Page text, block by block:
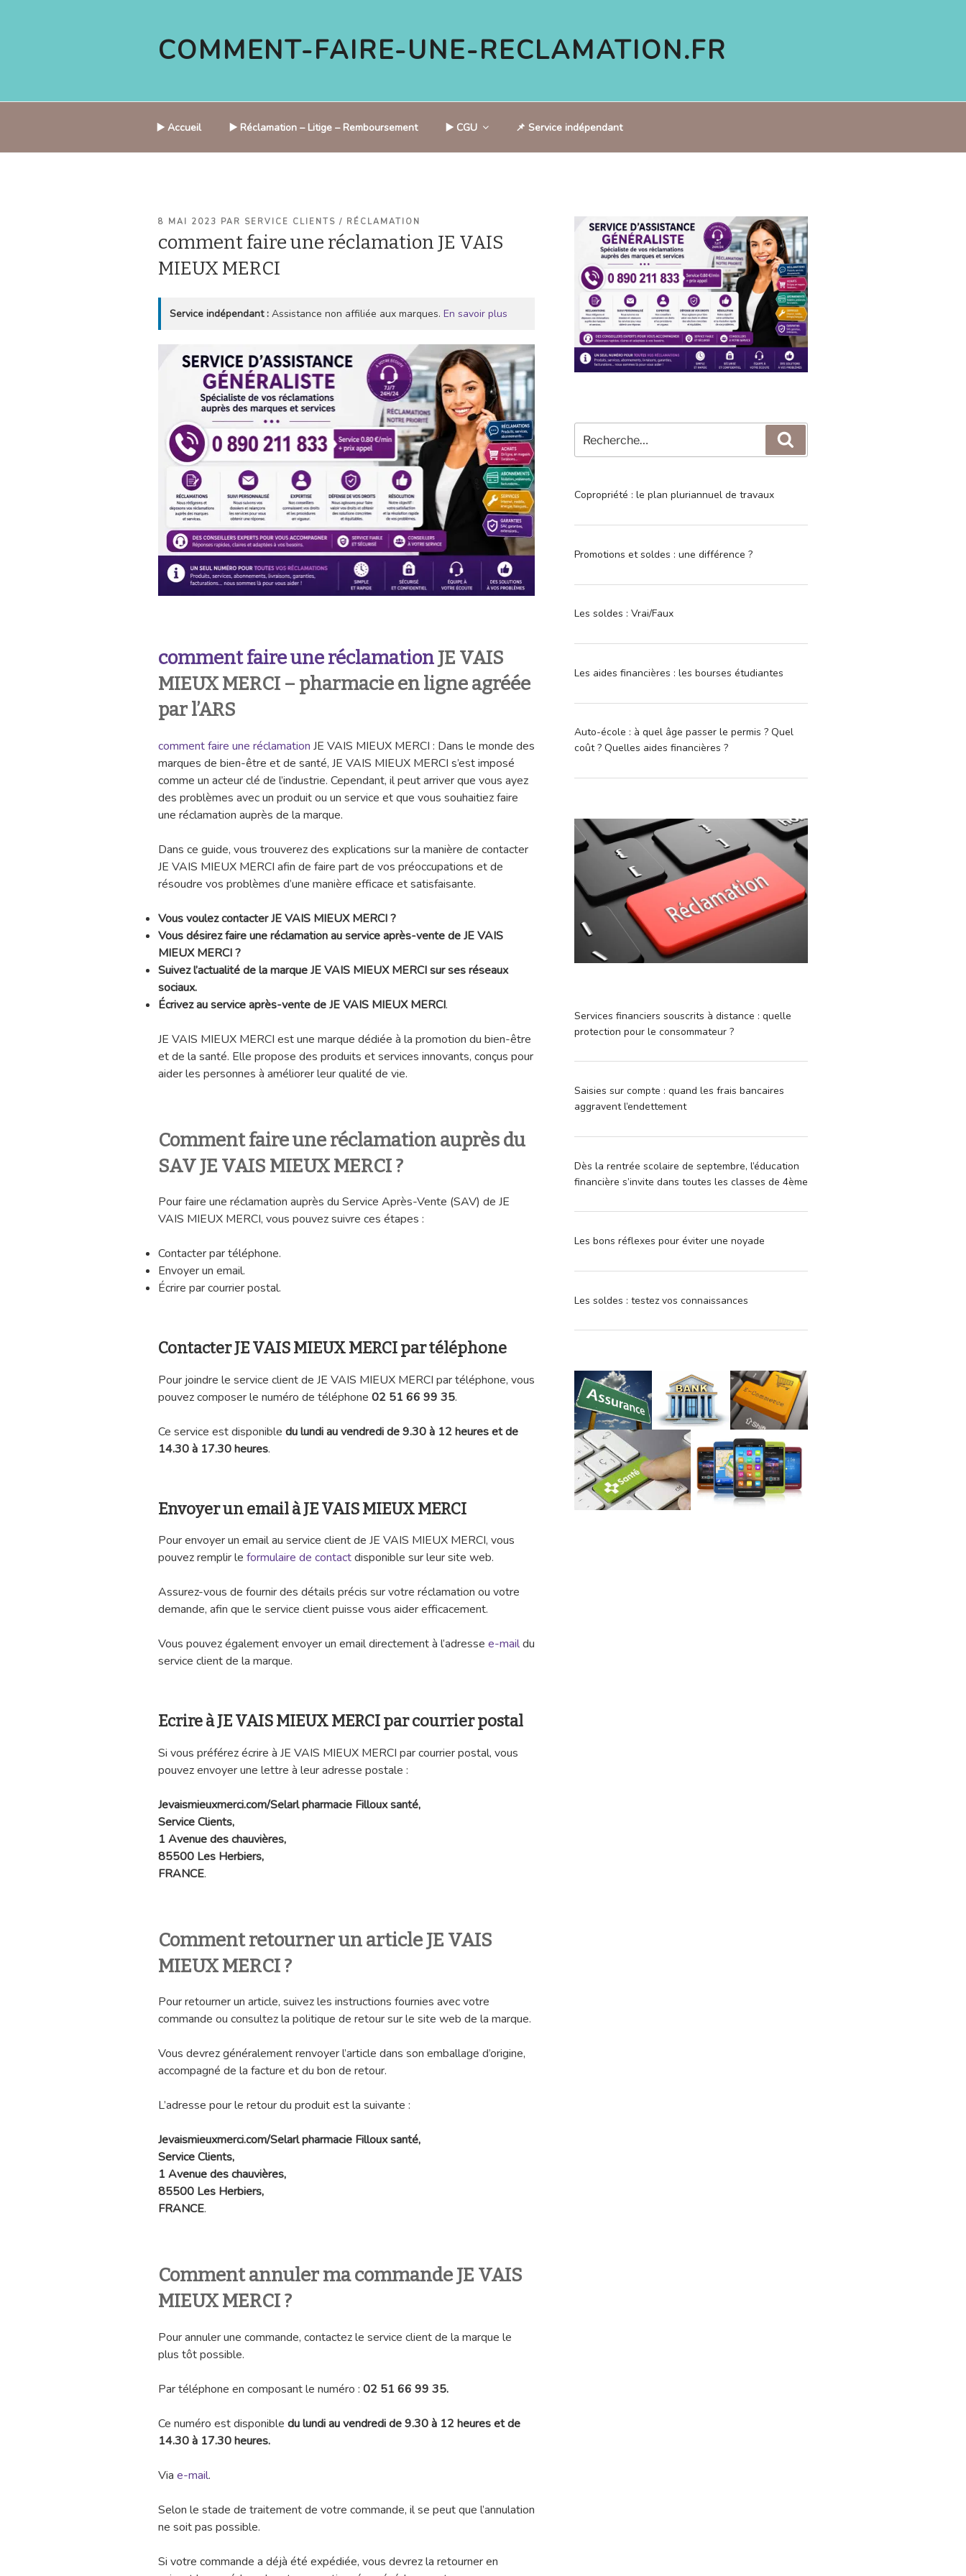
COMMENT-FAIRE-UNE-RECLAMATION.FR
▶️ Accueil ▶️ Réclamation – Litige – Remboursement ▶️ CGU 📌 Service indépendant
PUBLIÉ
8 MAI 2023 PAR SERVICE CLIENTS / RÉCLAMATION
comment faire une réclamation JE VAIS
MIEUX MERCI
Service indépendant : Assistance non affiliée aux marques. En savoir plus
comment faire une réclamationJE VAIS
MIEUX MERCI – pharmacie en ligne agréée
par l’ARS
comment faire une réclamation JE VAIS MIEUX MERCI : Dans le monde des
marques de bien-être et de santé, JE VAIS MIEUX MERCI s’est imposé
comme un acteur clé de l’industrie. Cependant, il peut arriver que vous ayez
des problèmes avec un produit ou un service et que vous souhaitiez faire
une réclamation auprès de la marque.
Dans ce guide, vous trouverez des explications sur la manière de contacter
JE VAIS MIEUX MERCI afin de faire part de vos préoccupations et de
résoudre vos problèmes d’une manière efficace et satisfaisante.
Vous voulez contacter JE VAIS MIEUX MERCI ?
Vous désirez faire une réclamation au service après-vente de JE VAIS
MIEUX MERCI ?
Suivez l’actualité de la marque JE VAIS MIEUX MERCI sur ses réseaux
sociaux.
Écrivez au service après-vente de JE VAIS MIEUX MERCI.
JE VAIS MIEUX MERCI est une marque dédiée à la promotion du bien-être
et de la santé. Elle propose des produits et services innovants, conçus pour
aider les personnes à améliorer leur qualité de vie.
Comment faire une réclamation auprès du
SAV JE VAIS MIEUX MERCI ?
Pour faire une réclamation auprès du Service Après-Vente (SAV) de JE
VAIS MIEUX MERCI, vous pouvez suivre ces étapes :
Contacter par téléphone.
Envoyer un email.
Écrire par courrier postal.
Contacter JE VAIS MIEUX MERCI par téléphone
Pour joindre le service client de JE VAIS MIEUX MERCI par téléphone, vous
pouvez composer le numéro de téléphone 02 51 66 99 35.
Ce service est disponible du lundi au vendredi de 9.30 à 12 heures et de
14.30 à 17.30 heures.
Envoyer un email à JE VAIS MIEUX MERCI
Pour envoyer un email au service client de JE VAIS MIEUX MERCI, vous
pouvez remplir le formulaire de contactdisponible sur leur site web.
Assurez-vous de fournir des détails précis sur votre réclamation ou votre
demande, afin que le service client puisse vous aider efficacement.
Vous pouvez également envoyer un email directement à l’adresse e-maildu
service client de la marque.
Ecrire à JE VAIS MIEUX MERCI par courrier postal
Si vous préférez écrire à JE VAIS MIEUX MERCI par courrier postal, vous
pouvez envoyer une lettre à leur adresse postale :
Jevaismieuxmerci.com/Selarl pharmacie Filloux santé,
Service Clients,
1 Avenue des chauvières,
85500 Les Herbiers,
FRANCE.
Comment retourner un article JE VAIS
MIEUX MERCI ?
Pour retourner un article, suivez les instructions fournies avec votre
commande ou consultez la politique de retour sur le site web de la marque.
Vous devrez généralement renvoyer l’article dans son emballage d’origine,
accompagné de la facture et du bon de retour.
L’adresse pour le retour du produit est la suivante :
Jevaismieuxmerci.com/Selarl pharmacie Filloux santé,
Service Clients,
1 Avenue des chauvières,
85500 Les Herbiers,
FRANCE.
Comment annuler ma commande JE VAIS
MIEUX MERCI ?
Pour annuler une commande, contactez le service client de la marque le
plus tôt possible.
Par téléphone en composant le numéro : 02 51 66 99 35.
Ce numéro est disponible du lundi au vendredi de 9.30 à 12 heures et de
14.30 à 17.30 heures.
Via e-mail.
Selon le stade de traitement de votre commande, il se peut que l’annulation
ne soit pas possible.
Si votre commande a déjà été expédiée, vous devrez la retourner en
pour
:
Copropriété : le plan pluriannuel de travaux
Promotions et soldes : une différence ?
Les soldes : Vrai/Faux
Les aides financières : les bourses étudiantes
Auto-école : à quel âge passer le permis ? Quel
coût ? Quelles aides financières ?
Services financiers souscrits à distance : quelle
protection pour le consommateur ?
Saisies sur compte : quand les frais bancaires
aggravent l’endettement
Dès la rentrée scolaire de septembre, l’éducation
financière s’invite dans toutes les classes de 4ème
Les bons réflexes pour éviter une noyade
Les soldes : testez vos connaissances